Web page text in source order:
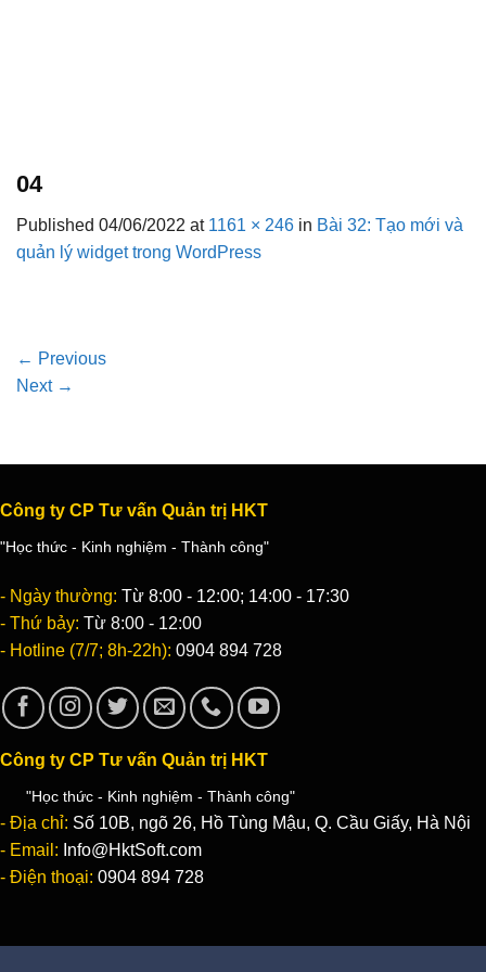
04
Published 04/06/2022 at 1161 × 246 in Bài 32: Tạo mới và
quản lý widget trong WordPress
← Previous
Next →
Công ty CP Tư vấn Quản trị HKT
"Học thức - Kinh nghiệm - Thành công"
- Ngày thường: Từ 8:00 - 12:00; 14:00 - 17:30
- Thứ bảy: Từ 8:00 - 12:00
- Hotline (7/7; 8h-22h): 0904 894 728
Công ty CP Tư vấn Quản trị HKT
"Học thức - Kinh nghiệm - Thành công"
- Địa chỉ: Số 10B, ngõ 26, Hồ Tùng Mậu, Q. Cầu Giấy, Hà Nội
- Email: Info@HktSoft.com
- Điện thoại: 0904 894 728